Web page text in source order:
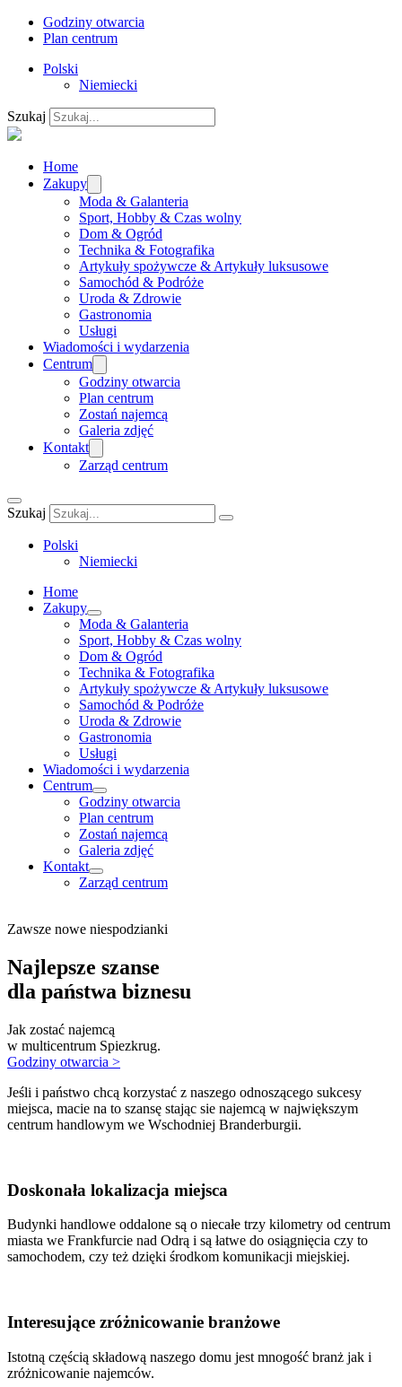
Godziny otwarcia
Plan centrum
Polski
Niemiecki
Szukaj
Home
Zakupy
Moda & Galanteria
Sport, Hobby & Czas wolny
Dom & Ogród
Technika & Fotografika
Artykuły spożywcze & Artykuły luksusowe
Samochód & Podróże
Uroda & Zdrowie
Gastronomia
Usługi
Wiadomości i wydarzenia
Centrum
Godziny otwarcia
Plan centrum
Zostań najemcą
Galeria zdjęć
Kontakt
Zarząd centrum
Szukaj
Polski
Niemiecki
Home
Zakupy
Moda & Galanteria
Sport, Hobby & Czas wolny
Dom & Ogród
Technika & Fotografika
Artykuły spożywcze & Artykuły luksusowe
Samochód & Podróże
Uroda & Zdrowie
Gastronomia
Usługi
Wiadomości i wydarzenia
Centrum
Godziny otwarcia
Plan centrum
Zostań najemcą
Galeria zdjęć
Kontakt
Zarząd centrum
Zawsze nowe niespodzianki
Najlepsze szanse
dla państwa biznesu
Jak zostać najemcą
w multicentrum Spiezkrug.
Godziny otwarcia >
Jeśli i państwo chcą korzystać z naszego odnoszącego sukcesy
miejsca, macie na to szansę stając sie najemcą w największym
centrum handlowym we Wschodniej Branderburgii.
Doskonała lokalizacja miejsca
Budynki handlowe oddalone są o niecałe trzy kilometry od centrum
miasta we Frankfurcie nad Odrą i są łatwe do osiągnięcia czy to
samochodem, czy też dzięki środkom komunikacji miejskiej.
Interesujące zróżnicowanie branżowe
Istotną częścią składową naszego domu jest mnogość branż jak i
zróżnicowanie najemców.